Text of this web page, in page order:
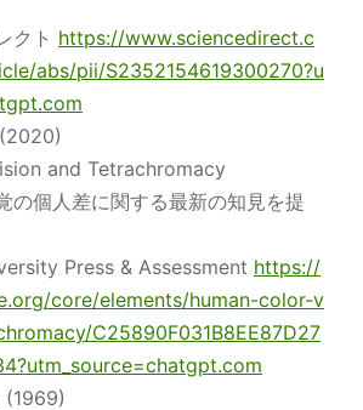
クト https://www.sciencedirect.c
abs/pii/S2352154619300270?u
and Tetrachromacy
の個人差に関する最新の知見を提
Press & Assessment https://
core/elements/human-color-v
C25890F031B8EE87D27
(1969)